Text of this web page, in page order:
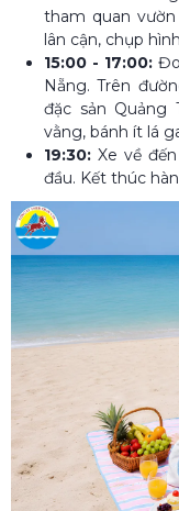
tham quan
lân cận, chụp
15:00 - 17:00:
Nẵng. Trên
đặc sản Quảng
vằng, bánh ít lá
19:30:Xe về
đầu. Kết thúc